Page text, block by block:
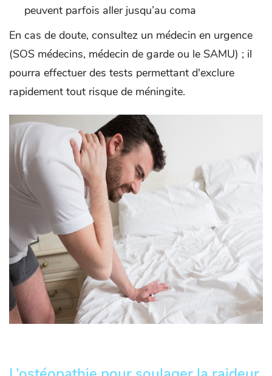
peuvent parfois aller jusqu’au coma
En cas de doute, consultez un médecin en urgence
(SOS médecins, médecin de garde ou le SAMU) ; il
pourra effectuer des tests permettant d'exclure
rapidement tout risque de méningite.